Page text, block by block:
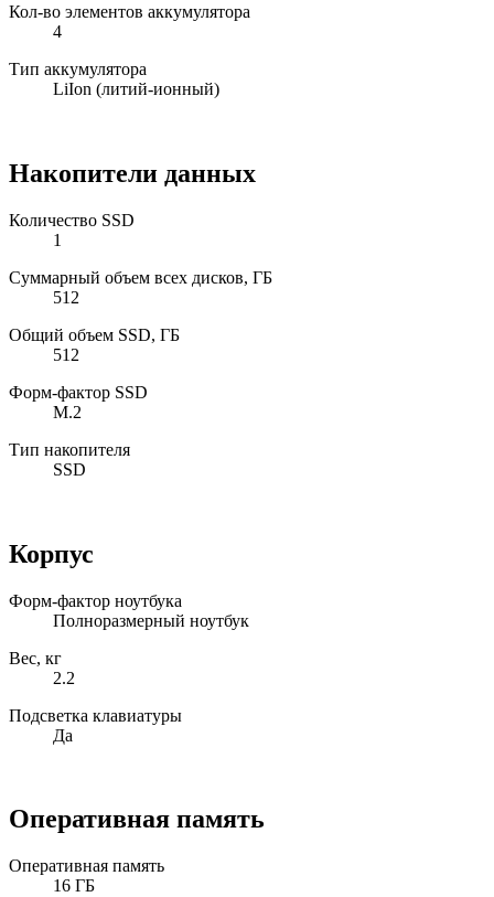
Кол-во элементов аккумулятора
4
Тип аккумулятора
LiIon (литий-ионный)
Накопители данных
Количество SSD
1
Суммарный объем всех дисков, ГБ
512
Общий объем SSD, ГБ
512
Форм-фактор SSD
M.2
Тип накопителя
SSD
Корпус
Форм-фактор ноутбука
Полноразмерный ноутбук
Вес, кг
2.2
Подсветка клавиатуры
Да
Оперативная память
Оперативная память
16 ГБ